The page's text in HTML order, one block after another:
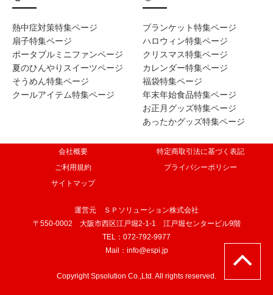
熱中症対策特集ページ
扇子特集ページ
ポータブルミニファンページ
夏のひんやりスイーツページ
そうめん特集ページ
クールアイテム特集ページ
ブランケット特集ページ
ハロウィン特集ページ
クリスマス特集ページ
カレンダー特集ページ
福袋特集ページ
年末年始食品特集ページ
お正月グッズ特集ページ
あったかグッズ特集ページ
会社概要
特定商取引法に基づく表記
ご利用規約
プライバシーポリシー
サイトマップ
運営元 ＳＰソリューション株式会社
〒550-0002 大阪市西区江戸堀2-1-1 江戸堀センタービル9階
TEL：072-792-9977
Mail：info@espi.jp
Copyright Spsolution Co.,Ltd. All rights reserved.